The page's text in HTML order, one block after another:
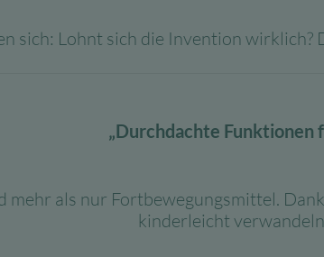
sich: Lohnt sich die Invention
„Durchdachte
mehr als nur Fortbewegungsmittel.
kinderleicht